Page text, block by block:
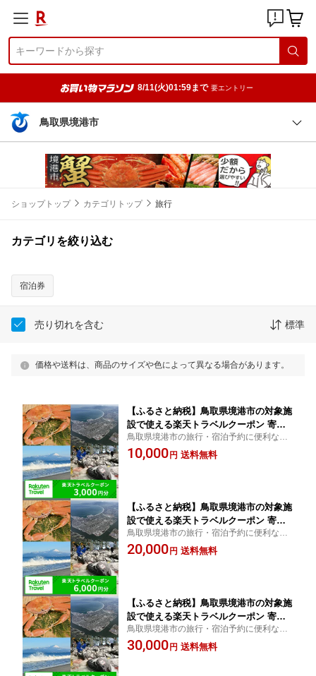
8/11(火)01:59まで 要エントリー
鳥取県境港市
ショップトップ カテゴリトップ 旅行
カテゴリを絞り込む
宿泊券
売り切れを含む 標準
価格や送料は、商品のサイズや色によって異なる場合があります。
【ふるさと納税】鳥取県境港市の対象施
設で使える楽天トラベルクーポン 寄附
額10,000円
鳥取県境港市の旅行・宿泊予約に便利な楽
天トラベルクーポン！ ふるさと納税 境港市
チケット 宿泊券 旅館 ホテル 温泉
10,000 円 送料無料
【ふるさと納税】鳥取県境港市の対象施
設で使える楽天トラベルクーポン 寄附
額20,000円
鳥取県境港市の旅行・宿泊予約に便利な楽
天トラベルクーポン！ ふるさと納税 境港市
チケット 宿泊券 旅館 ホテル 温泉
20,000 円 送料無料
【ふるさと納税】鳥取県境港市の対象施
設で使える楽天トラベルクーポン 寄附
額30,000円
鳥取県境港市の旅行・宿泊予約に便利な楽
天トラベルクーポン！ ふるさと納税 境港市
チケット 宿泊券 旅館 ホテル 温泉
30,000 円 送料無料